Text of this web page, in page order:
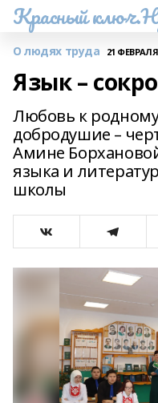
Красный
О людях труда 21 ФЕВРАЛЯ
Язык –
Любовь к
добродушие –
Амине
языка и
школы